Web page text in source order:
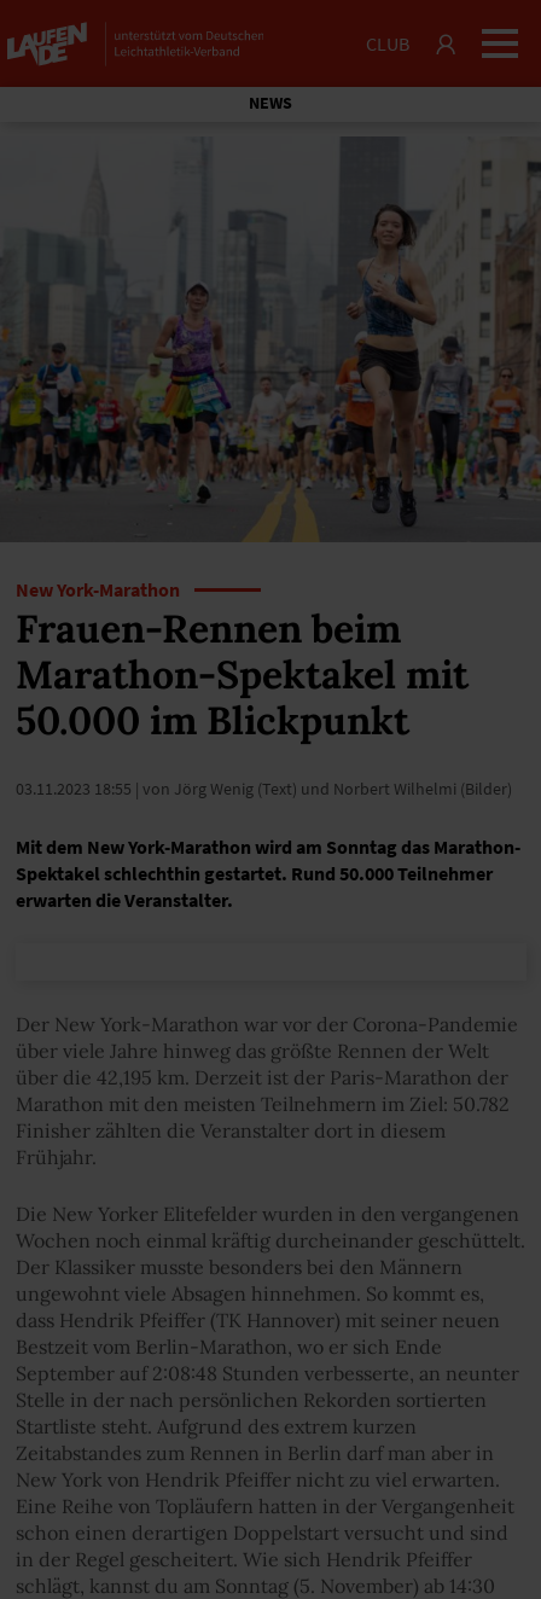
CLUB
NEWS
New York-Marathon
Frauen-Rennen beim
Marathon-Spektakel mit
50.000 im Blickpunkt
03.11.2023 18:55 | von Jörg Wenig (Text) und Norbert Wilhelmi (Bilder)
Mit dem New York-Marathon wird am Sonntag das Marathon-
Spektakel schlechthin gestartet. Rund 50.000 Teilnehmer
erwarten die Veranstalter.
Der New York-Marathon war vor der Corona-Pandemie
über viele Jahre hinweg das größte Rennen der Welt
über die 42,195 km. Derzeit ist der Paris-Marathon der
Marathon mit den meisten Teilnehmern im Ziel: 50.782
Finisher zählten die Veranstalter dort in diesem
Frühjahr.
Die New Yorker Elitefelder wurden in den vergangenen
Wochen noch einmal kräftig durcheinander geschüttelt.
Der Klassiker musste besonders bei den Männern
ungewohnt viele Absagen hinnehmen. So kommt es,
dass Hendrik Pfeiffer (TK Hannover) mit seiner neuen
Bestzeit vom Berlin-Marathon, wo er sich Ende
September auf 2:08:48 Stunden verbesserte, an neunter
Stelle in der nach persönlichen Rekorden sortierten
Startliste steht. Aufgrund des extrem kurzen
Zeitabstandes zum Rennen in Berlin darf man aber in
New York von Hendrik Pfeiffer nicht zu viel erwarten.
Eine Reihe von Topläufern hatten in der Vergangenheit
schon einen derartigen Doppelstart versucht und sind
in der Regel gescheitert. Wie sich Hendrik Pfeiffer
schlägt, kannst du am Sonntag (5. November) ab 14:30